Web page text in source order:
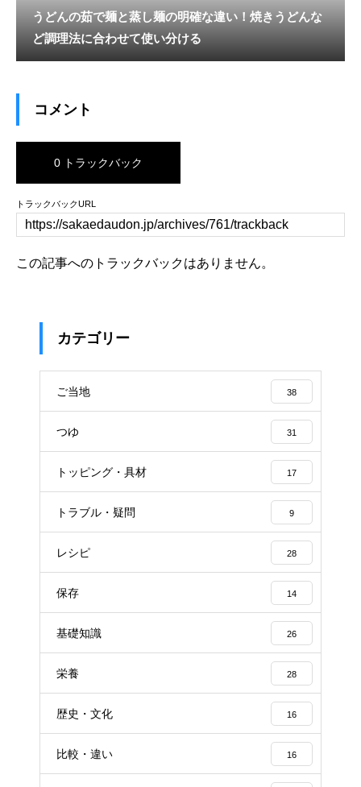
うどんの茹で麺と蒸し麺の明確な違い！焼きうどんな
ど調理法に合わせて使い分ける
コメント
0 トラックバック
トラックバックURL
この記事へのトラックバックはありません。
カテゴリー
ご当地 38
つゆ 31
トッピング・具材 17
トラブル・疑問 9
レシピ 28
保存 14
基礎知識 26
栄養 28
歴史・文化 16
比較・違い 16